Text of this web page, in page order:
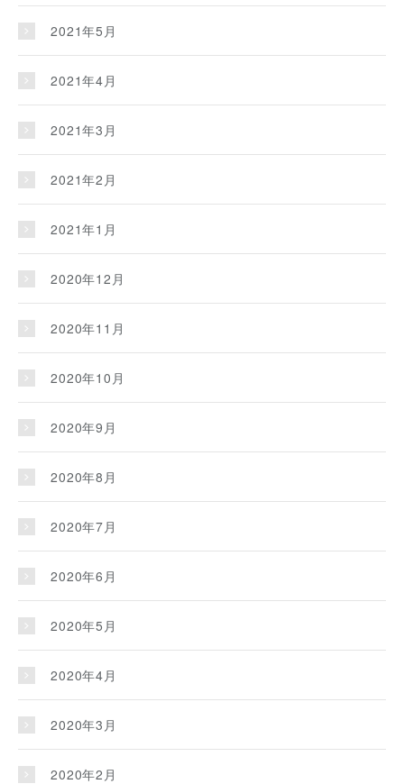
2021年5月
2021年4月
2021年3月
2021年2月
2021年1月
2020年12月
2020年11月
2020年10月
2020年9月
2020年8月
2020年7月
2020年6月
2020年5月
2020年4月
2020年3月
2020年2月